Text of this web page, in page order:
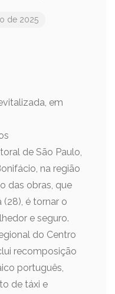
de 2025
em
de São Paulo,
na região
das obras, que
é tornar o
e seguro.
do Centro
recomposição
português,
de táxi e